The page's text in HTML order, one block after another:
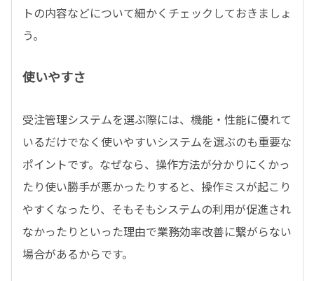
トの内容などについて細かくチェックしておきましょ
う。
使いやすさ
受注管理システムを選ぶ際には、機能・性能に優れて
いるだけでなく使いやすいシステムを選ぶのも重要な
ポイントです。なぜなら、操作方法が分かりにくかっ
たり使い勝手が悪かったりすると、操作ミスが起こり
やすくなったり、そもそもシステムの利用が促進され
なかったりといった理由で業務効率改善に繋がらない
場合があるからです。